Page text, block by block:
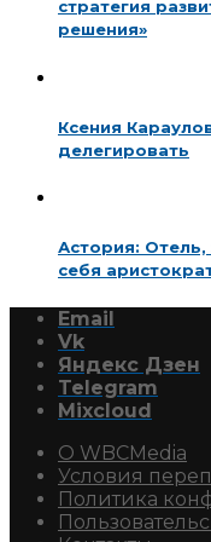
стратегия
решения»
Ксения
делегировать
Астория:
себя
Email
Vk
Яндекс Дзен
Telegram
Mixcloud
О WBCMedia
Условия
Политика